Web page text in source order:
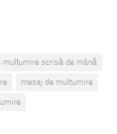
mulțumire scrisă de mână
mesaj de multumire